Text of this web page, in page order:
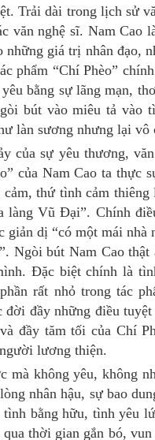
Trải dài trong lịch sử
văn nghệ sĩ. Nam Cao
giá trị nhân đạo,
phẩm “Chí Phèo”
bằng sự lãng mạn,
bút vào miêu tả vào
làn sương nhưng lại vô
của sự yêu thương,
của Nam Cao ta thực
thứ tình cảm
Vũ Đại”. Chính
dị “có một mái nhà
Ngòi bút Nam Cao
Đặc biệt chính là
rất nhỏ trong tác
đầy những điều
đầy tăm tối của Chí
lương thiện.
mà không yêu, không
nhân hậu, sự bao
bằng hữu, tình yêu
thời gian gắn bó,